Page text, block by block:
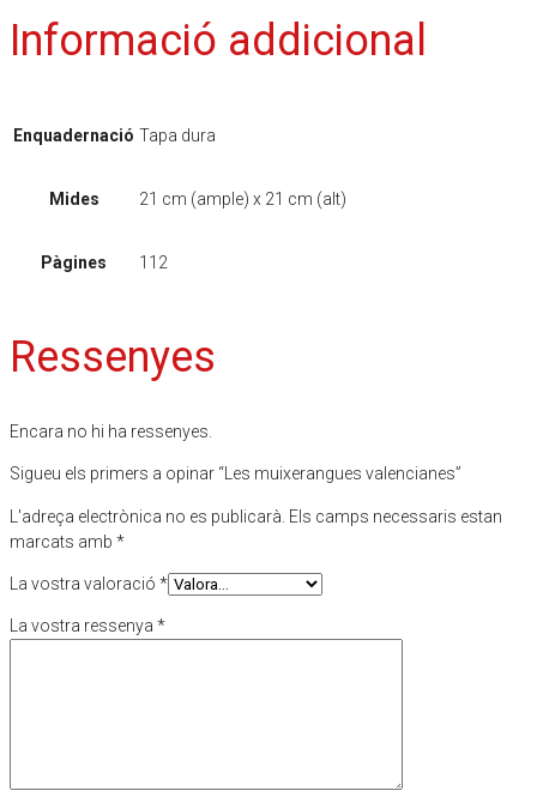
Informació addicional
Enquadernació Tapa dura
Mides 21 cm (ample) x 21 cm (alt)
Pàgines 112
Ressenyes
Encara no hi ha ressenyes.
Sigueu els primers a opinar “Les muixerangues valencianes”
L'adreça electrònica no es publicarà. Els camps necessaris estan
marcats amb *
La vostra valoració *
La vostra ressenya *